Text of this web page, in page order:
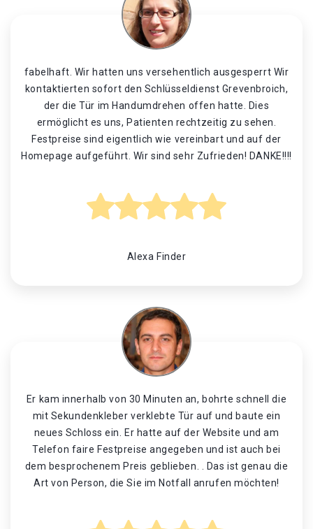
fabelhaft. Wir hatten uns versehentlich ausgesperrt Wir
kontaktierten sofort den Schlüsseldienst Grevenbroich,
der die Tür im Handumdrehen offen hatte. Dies
ermöglicht es uns, Patienten rechtzeitig zu sehen.
Festpreise sind eigentlich wie vereinbart und auf der
Homepage aufgeführt. Wir sind sehr Zufrieden! DANKE!!!!
Alexa Finder
Er kam innerhalb von 30 Minuten an, bohrte schnell die
mit Sekundenkleber verklebte Tür auf und baute ein
neues Schloss ein. Er hatte auf der Website und am
Telefon faire Festpreise angegeben und ist auch bei
dem besprochenem Preis geblieben. . Das ist genau die
Art von Person, die Sie im Notfall anrufen möchten!